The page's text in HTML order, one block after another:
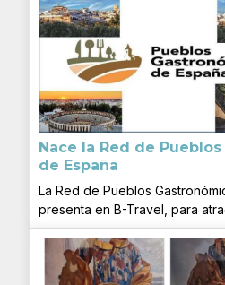
Nace la Red de
de España
La Red de Pueblos
presenta en B-Travel, para